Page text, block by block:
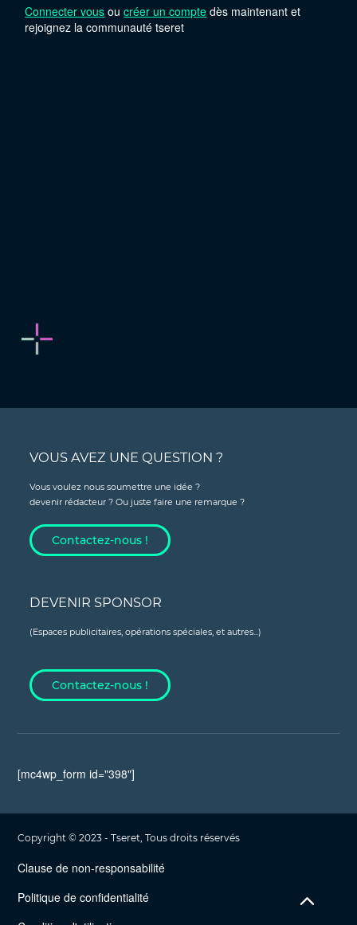
Connecter vous oucréer un compte dès maintenant et
rejoignez la communauté tseret
VOUS AVEZ UNE QUESTION ?
Vous voulez nous soumettre une idée ?
devenir rédacteur ? Ou juste faire une remarque ?
Contactez-nous !
DEVENIR SPONSOR
(Espaces publicitaires, opérations spéciales, et autres...)
Contactez-nous !
[mc4wp_form id="398"]
Copyright © 2023 - Tseret, Tous droits réservés
Clause de non-responsabilité
Politique de confidentialité